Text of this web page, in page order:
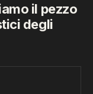
il pezzo
degli